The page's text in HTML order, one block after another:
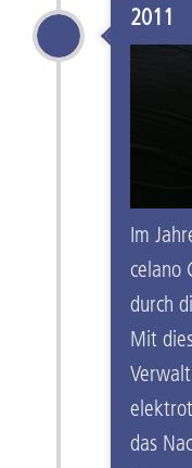
2011
Im
celano
durch
Mit
das